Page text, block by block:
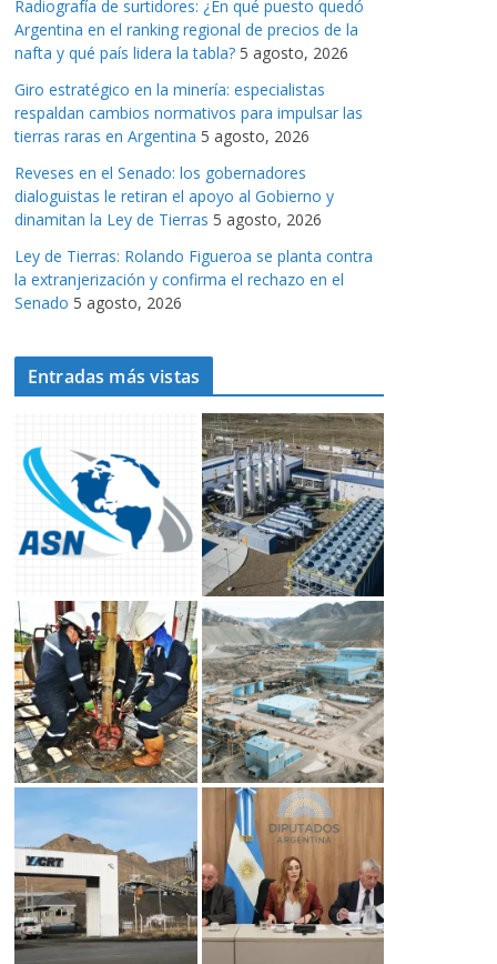
a
s
Radiografía de surtidores: ¿En qué puesto quedó
Argentina en el ranking regional de precios de la
nafta y qué país lidera la tabla? 5 agosto, 2026
Giro estratégico en la minería: especialistas
respaldan cambios normativos para impulsar las
tierras raras en Argentina 5 agosto, 2026
Reveses en el Senado: los gobernadores
dialoguistas le retiran el apoyo al Gobierno y
dinamitan la Ley de Tierras 5 agosto, 2026
Ley de Tierras: Rolando Figueroa se planta contra
la extranjerización y confirma el rechazo en el
Senado 5 agosto, 2026
Entradas más vistas